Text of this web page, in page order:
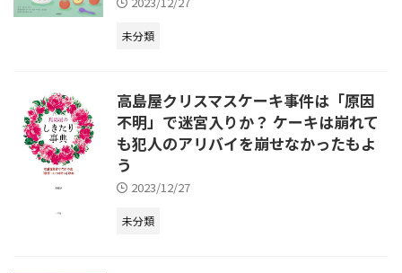
未分類
高島屋クリスマスケーキ事件は「原因
不明」で迷宮入りか？ ケーキは崩れて
も犯人のアリバイを崩せなかったもよ
う
2023/12/27
未分類